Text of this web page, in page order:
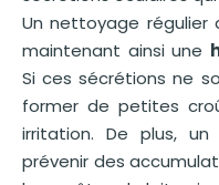
Un nettoyage régulier
maintenant ainsi une
Si ces sécrétions ne
former de petites
irritation. De plus,
prévenir des